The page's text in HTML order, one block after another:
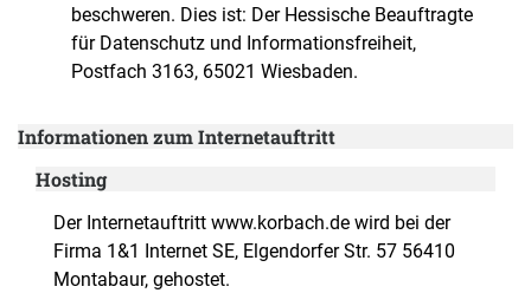
beschweren. Dies ist: Der Hessische Beauftragte
für Datenschutz und Informationsfreiheit,
Postfach 3163, 65021 Wiesbaden.
Informationen zum Internetauftritt
Hosting
Der Internetauftritt www.korbach.de wird bei der
Firma 1&1 Internet SE, Elgendorfer Str. 57 56410
Montabaur, gehostet.